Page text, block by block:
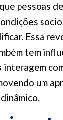
pessoas
Essa
tem
interagem
um